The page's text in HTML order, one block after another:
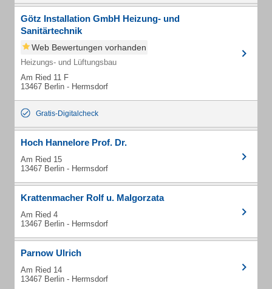
Götz Installation GmbH Heizung- und
Sanitärtechnik
Web Bewertungen vorhanden
Heizungs- und Lüftungsbau
Am Ried 11 F
13467 Berlin - Hermsdorf
Gratis-Digitalcheck
Hoch Hannelore Prof. Dr.
Am Ried 15
13467 Berlin - Hermsdorf
Krattenmacher Rolf u. Malgorzata
Am Ried 4
13467 Berlin - Hermsdorf
Parnow Ulrich
Am Ried 14
13467 Berlin - Hermsdorf